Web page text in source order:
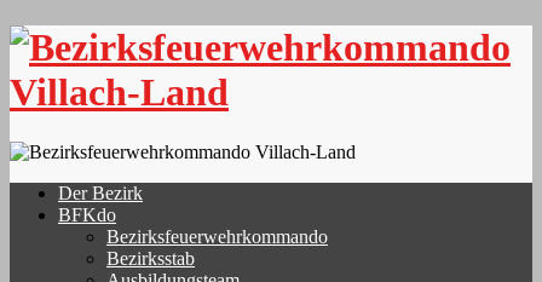
Skip
content
Der Bezirk
BFKdo
Bezirksfeuerwehrkommando
Bezirksstab